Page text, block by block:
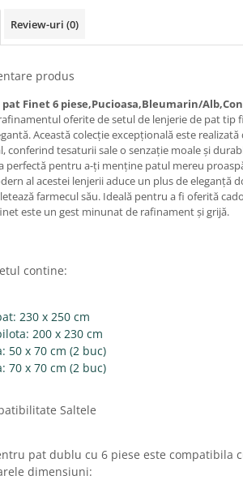
Review-uri (0)
produs
Finet 6 piese,Pucioasa,Bleumarin/
oferite de setul de lenjerie de pat tip
Această colecție excepțională este
conferind tesaturii sale o senzație moale și
perfectă pentru a-ți menține patul mereu
al acestei lenjerii aduce un plus de eleganță
farmecul său. Ideală pentru a fi oferită
este un gest minunat de rafinament și grijă.
contine:
230 x 250 cm
200 x 230 cm
50 x 70 cm (2 buc)
70 x 70 cm (2 buc)
Saltele
pat dublu cu 6 piese este compatibila
dimensiuni: